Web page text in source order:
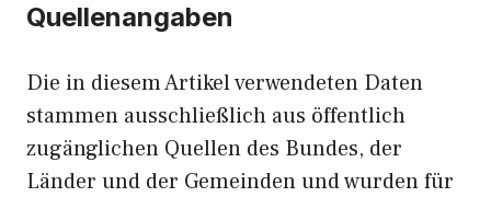
Quellenangaben
Die in diesem Artikel verwendeten Daten
stammen ausschließlich aus öffentlich
zugänglichen Quellen des Bundes, der
Länder und der Gemeinden und wurden für